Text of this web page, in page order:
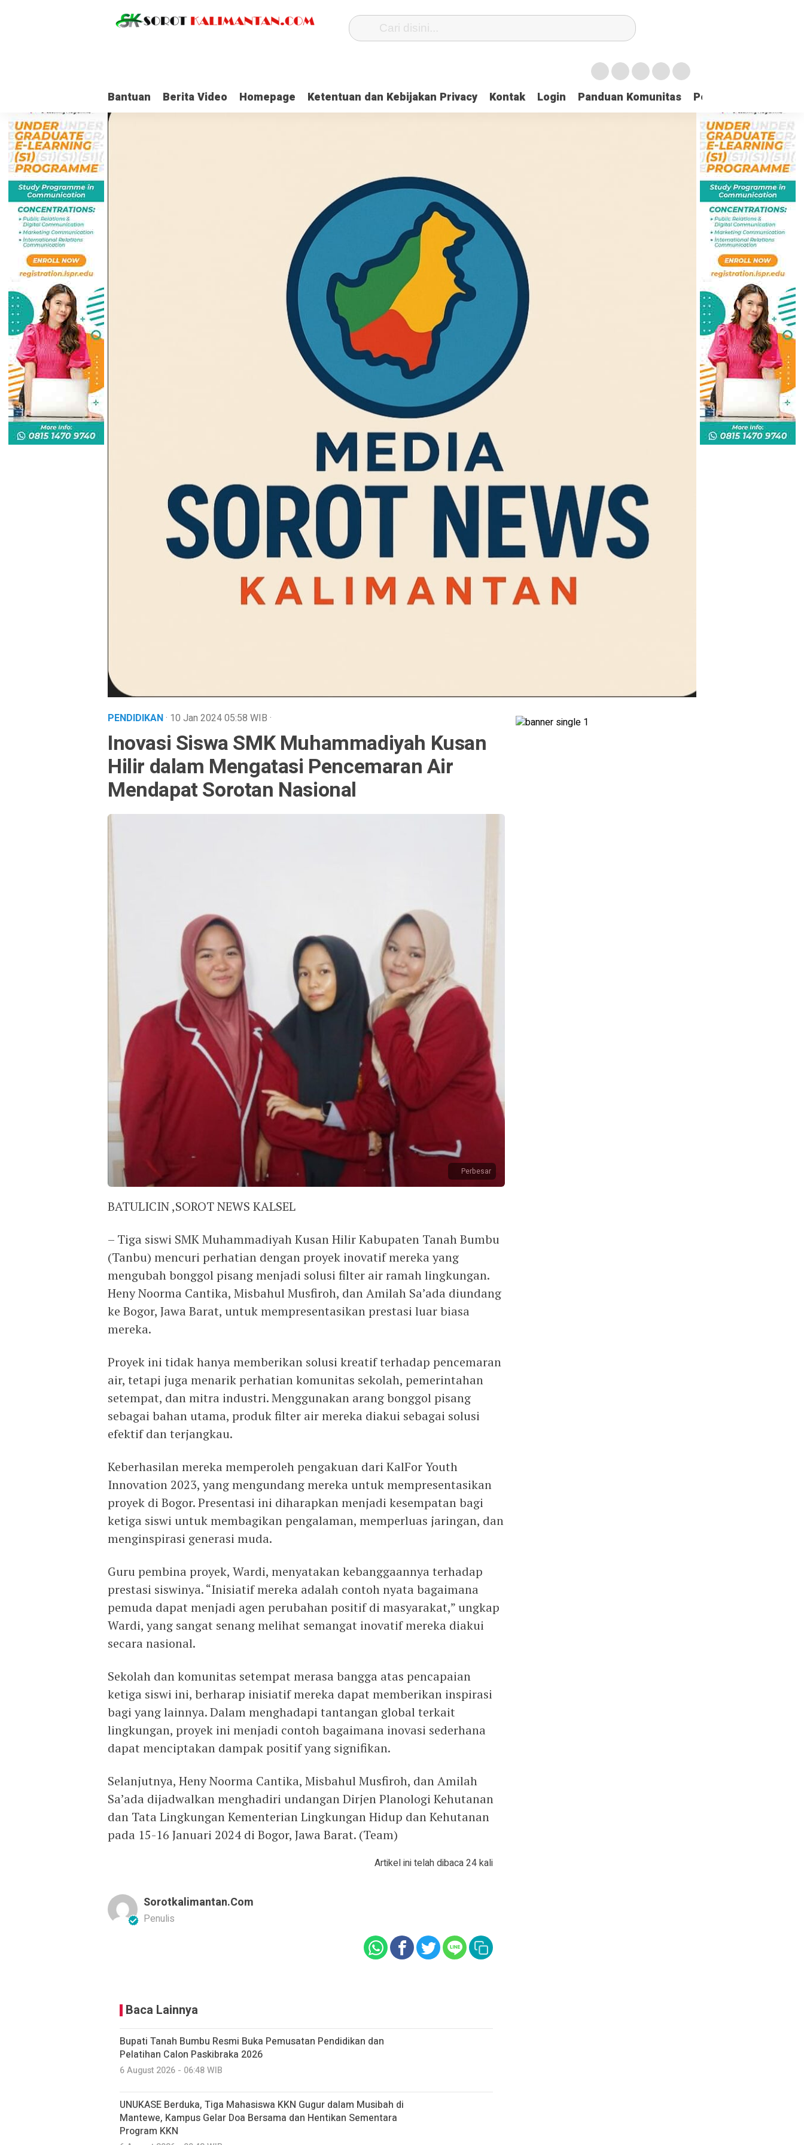
Bantuan Berita Video Homepage Ketentuan dan Kebijakan Privacy Kontak Login Panduan Komunitas Pedoman Media
PENDIDIKAN· 10 Jan 202405:58 WIB ·
Inovasi Siswa SMK Muhammadiyah Kusan
Hilir dalam Mengatasi Pencemaran Air
Mendapat Sorotan Nasional
Perbesar
BATULICIN ,SOROT NEWS KALSEL
– Tiga siswi SMK Muhammadiyah Kusan Hilir Kabupaten Tanah Bumbu
(Tanbu) mencuri perhatian dengan proyek inovatif mereka yang
mengubah bonggol pisang menjadi solusi filter air ramah lingkungan.
Heny Noorma Cantika, Misbahul Musfiroh, dan Amilah Sa’ada diundang
ke Bogor, Jawa Barat, untuk mempresentasikan prestasi luar biasa
mereka.
Proyek ini tidak hanya memberikan solusi kreatif terhadap pencemaran
air, tetapi juga menarik perhatian komunitas sekolah, pemerintahan
setempat, dan mitra industri. Menggunakan arang bonggol pisang
sebagai bahan utama, produk filter air mereka diakui sebagai solusi
efektif dan terjangkau.
Keberhasilan mereka memperoleh pengakuan dari KalFor Youth
Innovation 2023, yang mengundang mereka untuk mempresentasikan
proyek di Bogor. Presentasi ini diharapkan menjadi kesempatan bagi
ketiga siswi untuk membagikan pengalaman, memperluas jaringan, dan
menginspirasi generasi muda.
Guru pembina proyek, Wardi, menyatakan kebanggaannya terhadap
prestasi siswinya. “Inisiatif mereka adalah contoh nyata bagaimana
pemuda dapat menjadi agen perubahan positif di masyarakat,” ungkap
Wardi, yang sangat senang melihat semangat inovatif mereka diakui
secara nasional.
Sekolah dan komunitas setempat merasa bangga atas pencapaian
ketiga siswi ini, berharap inisiatif mereka dapat memberikan inspirasi
bagi yang lainnya. Dalam menghadapi tantangan global terkait
lingkungan, proyek ini menjadi contoh bagaimana inovasi sederhana
dapat menciptakan dampak positif yang signifikan.
Selanjutnya, Heny Noorma Cantika, Misbahul Musfiroh, dan Amilah
Sa’ada dijadwalkan menghadiri undangan Dirjen Planologi Kehutanan
dan Tata Lingkungan Kementerian Lingkungan Hidup dan Kehutanan
pada 15-16 Januari 2024 di Bogor, Jawa Barat. (Team)
Artikel ini telah dibaca 24 kali
Sorotkalimantan.com
Penulis
Baca Lainnya
Bupati Tanah Bumbu Resmi Buka Pemusatan Pendidikan dan
Pelatihan Calon Paskibraka 2026
6 August 2026 - 06:48 WIB
UNUKASE Berduka, Tiga Mahasiswa KKN Gugur dalam Musibah di
Mantewe, Kampus Gelar Doa Bersama dan Hentikan Sementara
Program KKN